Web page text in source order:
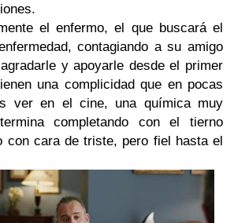
el enfermo, el que buscará el
contagiando a su amigo
y apoyarle desde el primer
una complicidad que en pocas
ver en el cine, una química muy
completando con el tierno
con cara de triste, pero fiel hasta el